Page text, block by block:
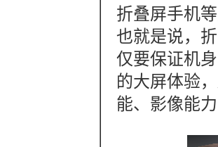
折叠屏手机
也就是说，
仅要保证机
的大屏体验
能、影像能